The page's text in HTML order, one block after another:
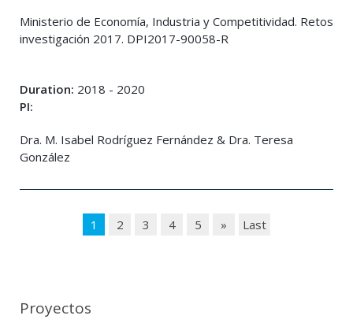
Ministerio de Economía, Industria y Competitividad. Retos
investigación 2017. DPI2017-90058-R
Duration: 2018 - 2020
PI:
Dra. M. Isabel Rodríguez Fernández & Dra. Teresa
González
1 2 3 4 5 » Last
Proyectos